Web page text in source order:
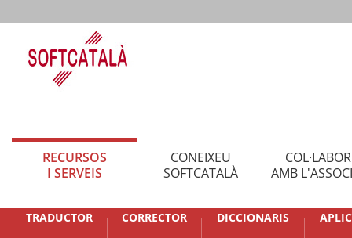
RECURSOS
I SERVEIS
CONEIXEU
SOFTCATALÀ
AMB
TRADUCTOR CORRECTOR DICCIONARIS